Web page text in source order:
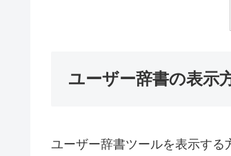
ユーザー辞書の表示
ユーザー辞書ツールを表示する